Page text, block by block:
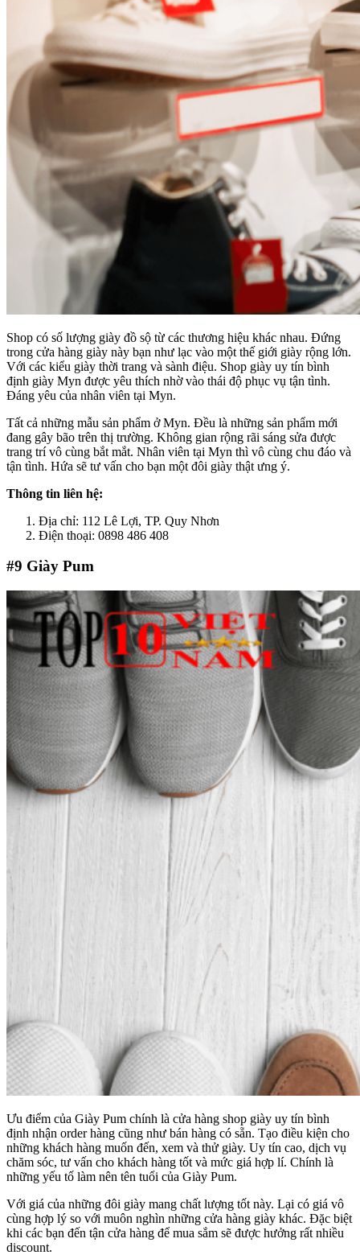
Shop có số lượng giày đồ sộ từ các thương hiệu khác nhau. Đứng
trong cửa hàng giày này bạn như lạc vào một thế giới giày rộng lớn.
Với các kiểu giày thời trang và sành điệu. Shop giày uy tín bình
định giày Myn được yêu thích nhờ vào thái độ phục vụ tận tình.
Đáng yêu của nhân viên tại Myn.
Tất cả những mẫu sản phẩm ở Myn. Đều là những sản phẩm mới
đang gây bão trên thị trường. Không gian rộng rãi sáng sửa được
trang trí vô cùng bắt mắt. Nhân viên tại Myn thì vô cùng chu đáo và
tận tình. Hứa sẽ tư vấn cho bạn một đôi giày thật ưng ý.
Thông tin liên hệ:
Địa chỉ: 112 Lê Lợi, TP. Quy Nhơn
Điện thoại: 0898 486 408
#9 Giày Pum
Ưu điểm của Giày Pum chính là cửa hàng shop giày uy tín bình
định nhận order hàng cũng như bán hàng có sẵn. Tạo điều kiện cho
những khách hàng muốn đến, xem và thử giày. Uy tín cao, dịch vụ
chăm sóc, tư vấn cho khách hàng tốt và mức giá hợp lí. Chính là
những yếu tố làm nên tên tuổi của Giày Pum.
Với giá của những đôi giày mang chất lượng tốt này. Lại có giá vô
cùng hợp lý so với muôn nghìn những cửa hàng giày khác. Đặc biệt
khi các bạn đến tận cửa hàng để mua sắm sẽ được hưởng rất nhiều
discount.